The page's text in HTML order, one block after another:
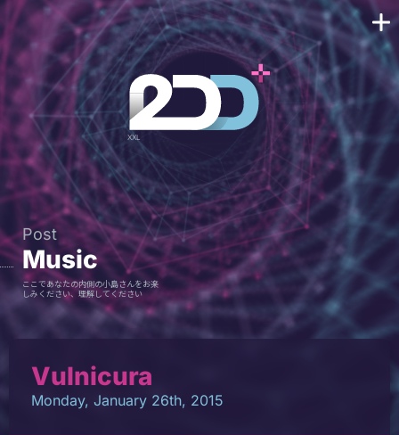
Post
Music
ここであなたの内側の小島さんをお楽
しみください、理解してください
Vulnicura
Monday, January 26th, 2015